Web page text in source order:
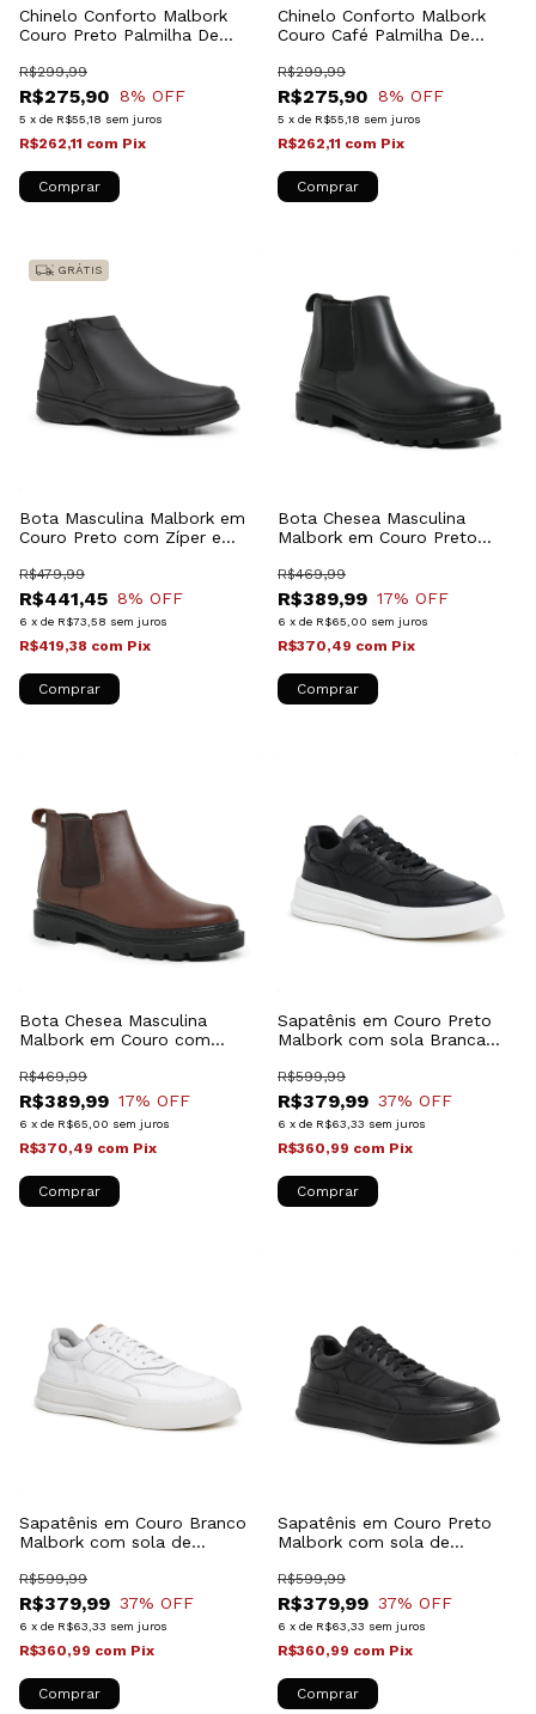
Chinelo Conforto Malbork
Couro Preto Palmilha De
R$275,90
R$299,99
8% OFF
5 x de R$55,18 sem juros
R$262,11 com Pix
Comprar
Chinelo Conforto Malbork
Couro Café Palmilha De
R$275,90
R$299,99
8% OFF
5 x de R$55,18 sem juros
R$262,11 com Pix
Comprar
GRÁTIS
Bota Masculina Malbork em
Couro Preto com Zíper e
L44728BP
R$441,45
R$479,99
8% OFF
6 x de R$73,58 sem juros
R$419,38 com Pix
Comprar
Bota Chesea Masculina
Malbork em Couro Preto
69700P
R$389,99
R$469,99
17% OFF
6 x de R$65,00 sem juros
R$370,49 com Pix
Comprar
Bota Chesea Masculina
Malbork em Couro com
R$389,99
R$469,99
17% OFF
6 x de R$65,00 sem juros
R$370,49 com Pix
Comprar
Sapatênis em Couro Preto
Malbork com sola Branca
R$379,99
R$599,99
37% OFF
6 x de R$63,33 sem juros
R$360,99 com Pix
Comprar
Sapatênis em Couro Branco
Malbork com sola de
R$379,99
R$599,99
37% OFF
6 x de R$63,33 sem juros
R$360,99 com Pix
Comprar
Sapatênis em Couro Preto
Malbork com sola de
R$379,99
R$599,99
37% OFF
6 x de R$63,33 sem juros
R$360,99 com Pix
Comprar